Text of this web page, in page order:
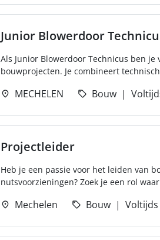
Junior Blowerdoor
Als Junior Blowerdoor Technicus ben
bouwprojecten. Je combineert
MECHELEN Bouw
Projectleider
Heb je een passie voor het leiden van
nutsvoorzieningen? Zoek je een rol
Mechelen Bouw Voltijds